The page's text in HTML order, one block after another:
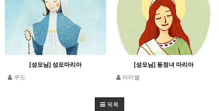
[성모님] 성모마리아
쿠드
[성모님] 동정녀 마리아
아이별
목록